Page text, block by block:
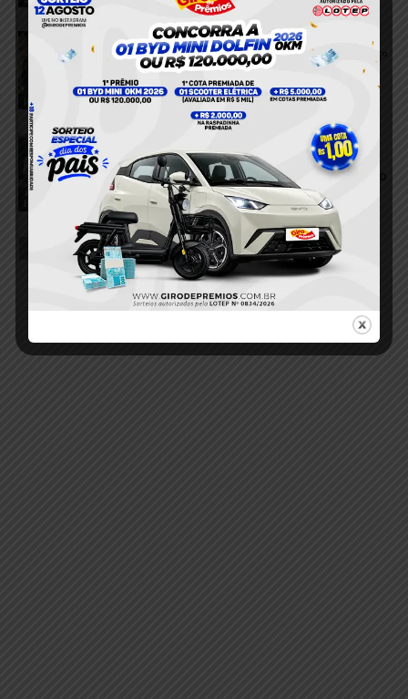
Itaituba
VÍDEO; Corpo do sargento Edevaldo
França chega a Itaituba e é velado no 15º
BPM
6 de agosto de 2026
Homem é preso suspeito de aplicar
golpe de mais de R$ 7 mil com
comprovantes falsos em supermercado
de Itaituba
6 de agosto de 2026